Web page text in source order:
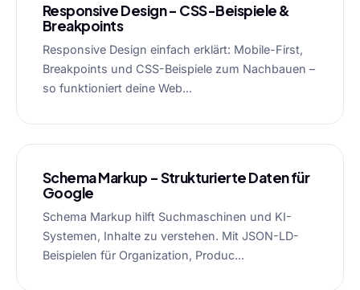
Responsive Design – CSS-Beispiele &
Breakpoints
Responsive Design einfach erklärt: Mobile-First,
Breakpoints und CSS-Beispiele zum Nachbauen –
so funktioniert deine Web...
Schema Markup – Strukturierte Daten für
Google
Schema Markup hilft Suchmaschinen und KI-
Systemen, Inhalte zu verstehen. Mit JSON-LD-
Beispielen für Organization, Produc...